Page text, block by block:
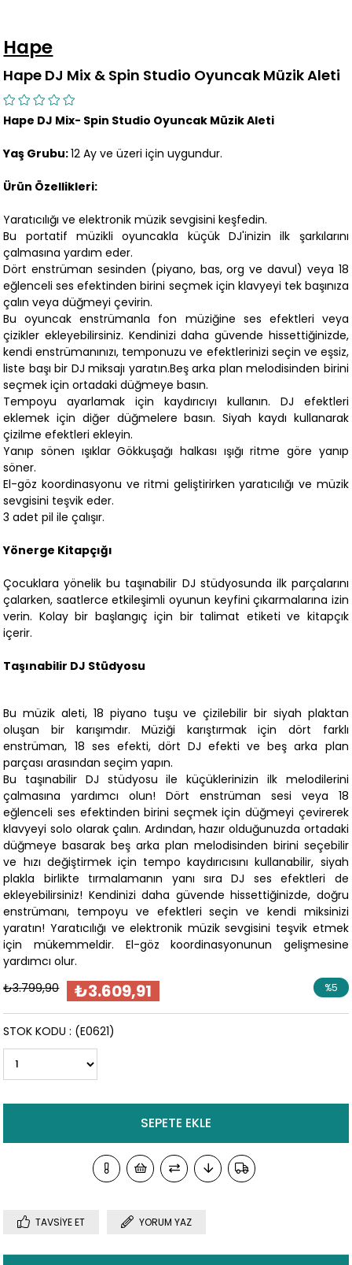
Hape
Hape DJ Mix & Spin Studio Oyuncak Müzik Aleti
Hape DJ Mix- Spin Studio Oyuncak Müzik Aleti
Yaş Grubu:12 Ay ve üzeri için uygundur.
Ürün Özellikleri:
Yaratıcılığı ve elektronik müzik sevgisini keşfedin.
Bu portatif müzikli oyuncakla küçük DJ'inizin ilk şarkılarını
çalmasına yardım eder.
Dört enstrüman sesinden (piyano, bas, org ve davul) veya 18
eğlenceli ses efektinden birini seçmek için klavyeyi tek başınıza
çalın veya düğmeyi çevirin.
Bu oyuncak enstrümanla fon müziğine ses efektleri veya
çizikler ekleyebilirsiniz. Kendinizi daha güvende hissettiğinizde,
kendi enstrümanınızı, temponuzu ve efektlerinizi seçin ve eşsiz,
liste başı bir DJ miksajı yaratın.Beş arka plan melodisinden birini
seçmek için ortadaki düğmeye basın.
Tempoyu ayarlamak için kaydırıcıyı kullanın. DJ efektleri
eklemek için diğer düğmelere basın. Siyah kaydı kullanarak
çizilme efektleri ekleyin.
Yanıp sönen ışıklar Gökkuşağı halkası ışığı ritme göre yanıp
söner.
El-göz koordinasyonu ve ritmi geliştirirken yaratıcılığı ve müzik
sevgisini teşvik eder.
3 adet pil ile çalışır.
Yönerge Kitapçığı
Çocuklara yönelik bu taşınabilir DJ stüdyosunda ilk parçalarını
çalarken, saatlerce etkileşimli oyunun keyfini çıkarmalarına izin
verin. Kolay bir başlangıç ​​için bir talimat etiketi ve kitapçık
içerir.
Taşınabilir DJ Stüdyosu
Bu müzik aleti, 18 piyano tuşu ve çizilebilir bir siyah plaktan
oluşan bir karışımdır. Müziği karıştırmak için dört farklı
enstrüman, 18 ses efekti, dört DJ efekti ve beş arka plan
parçası arasından seçim yapın.
Bu taşınabilir DJ stüdyosu ile küçüklerinizin ilk melodilerini
çalmasına yardımcı olun! Dört enstrüman sesi veya 18
eğlenceli ses efektinden birini seçmek için düğmeyi çevirerek
klavyeyi solo olarak çalın. Ardından, hazır olduğunuzda ortadaki
düğmeye basarak beş arka plan melodisinden birini seçebilir
ve hızı değiştirmek için tempo kaydırıcısını kullanabilir, siyah
plakla birlikte tırmalamanın yanı sıra DJ ses efektleri de
ekleyebilirsiniz! Kendinizi daha güvende hissettiğinizde, doğru
enstrümanı, tempoyu ve efektleri seçin ve kendi miksinizi
yaratın! Yaratıcılığı ve elektronik müzik sevgisini teşvik etmek
için mükemmeldir. El-göz koordinasyonunun gelişmesine
yardımcı olur.
₺3.799,90
₺3.609,91 %5
(E0621)
STOK KODU
TAVSIYE ET YORUM YAZ